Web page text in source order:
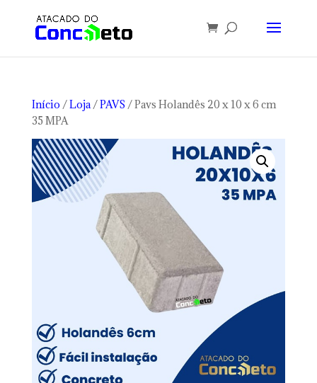
Início /Loja/PAVS / Pavs Holandês 20 x 10 x 6 cm
35 MPA